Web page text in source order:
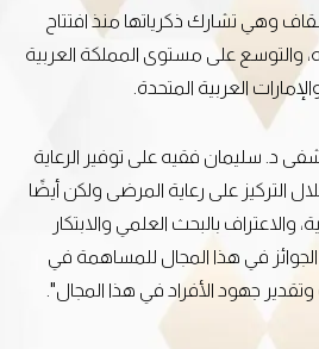
وهي تشارك ذكرياتها منذ افتتاح
على مستوى المملكة العربية
العربية المتحدة.
د. سليمان فقيه على توفير الرعاية
التركيز على رعاية المرضى ولكن أيضًا
والاعتراف بالبحث العلمي والابتكار
في هذا المجال للمساهمة في
جهود الأفراد في هذا المجال".